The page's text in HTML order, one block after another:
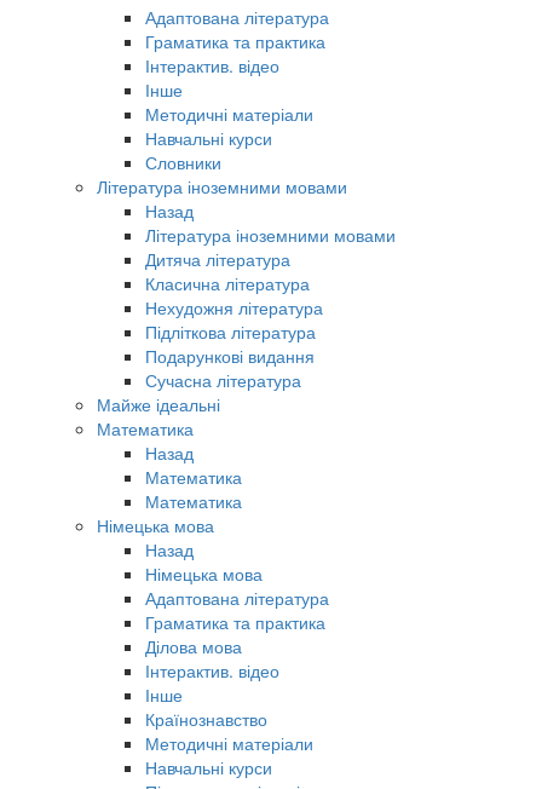
Адаптована література
Граматика та практика
Інтерактив. відео
Інше
Методичні матеріали
Навчальні курси
Словники
Література іноземними мовами
Назад
Література іноземними мовами
Дитяча література
Класична література
Нехудожня література
Підліткова література
Подарункові видання
Сучасна література
Майже ідеальні
Математика
Назад
Математика
Математика
Німецька мова
Назад
Німецька мова
Адаптована література
Граматика та практика
Ділова мова
Інтерактив. відео
Інше
Країнознавство
Методичні матеріали
Навчальні курси